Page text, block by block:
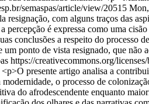
semaspas/article/view/20515
com alguns traços das
percepção é expressa como uma
conclusões a respeito do processo
ponto de vista resignado, que
https://creativecommons.org/
<p>O presente artigo analisa a
o processo de
do afrodescendente enquanto